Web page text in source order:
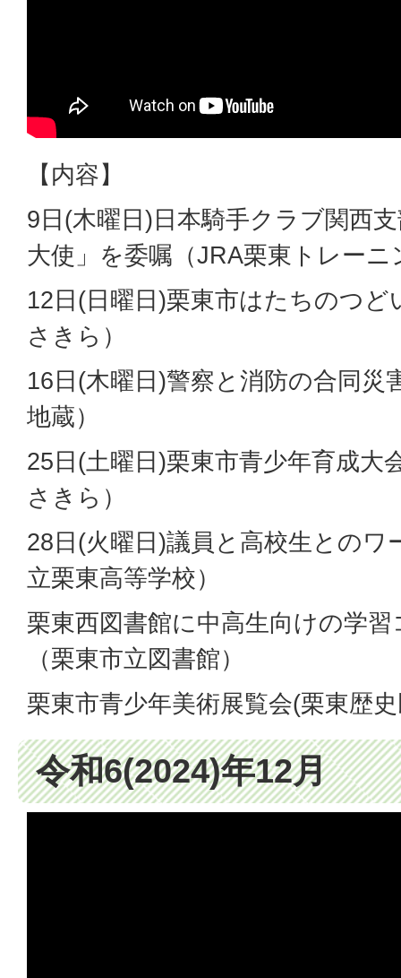
【内容】
9日(木曜日)日本騎手クラブ関西
大使」を委嘱（JRA栗東トレー
12日(日曜日)栗東市はたちのつど
さきら）
16日(木曜日)警察と消防の合同災
地蔵）
25日(土曜日)栗東市青少年育成大
さきら）
28日(火曜日)議員と高校生とのワ
立栗東高等学校）
栗東西図書館に中高生向けの学
（栗東市立図書館）
栗東市青少年美術展覧会(栗東歴
令和6(2024)年12月